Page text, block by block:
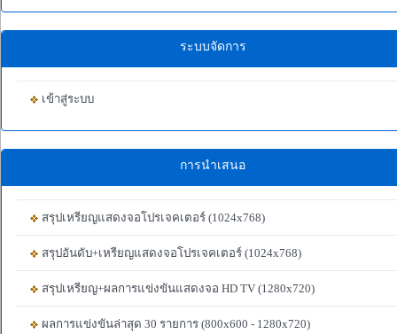
ระบบจัดการ
เข้าสู่ระบบ
การนำเสนอ
สรุปเหรียญแสดงจอโปรเจคเตอร์ (1024x768)
สรุปอันดับ+เหรียญแสดงจอโปรเจคเตอร์ (1024x768)
สรุปเหรียญ+ผลการแข่งขันแสดงจอ HD TV (1280x720)
ผลการแข่งขันล่าสุด 30 รายการ (800x600 - 1280x720)